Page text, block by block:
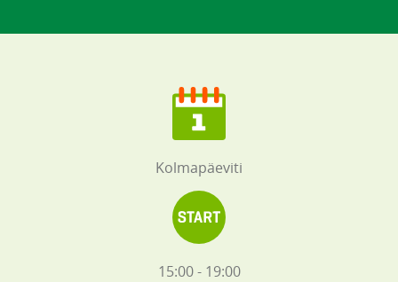
Kolmapäeviti
15:00 - 19:00